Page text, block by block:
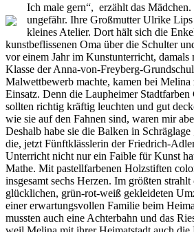
Ich male gern“, erzählt das
ungefähr. Ihre Großmutter Ulrike
kleines Atelier. Dort hält sich die
kunstbeflissenen Oma über die Schulter
vor einem Jahr im Kunstunterricht, damals
Klasse der Anna-von-Freyberg-
Malwettbewerb machte, kamen bei
Einsatz. Denn die Laupheimer
sollten richtig kräftig leuchten und gut
wie sie auf den Fahnen sind, waren mir
Deshalb habe sie die Balken in
die, jetzt Fünftklässlerin der Friedrich-
Unterricht nicht nur ein Faible für Kunst
Mathe. Mit pastellfarbenen Holzstiften
insgesamt sechs Herzen. Im größten
glücklichen, grün-rot-weiß gekleideten
einer erwartungsvollen Familie beim
mussten auch eine Achterbahn und das